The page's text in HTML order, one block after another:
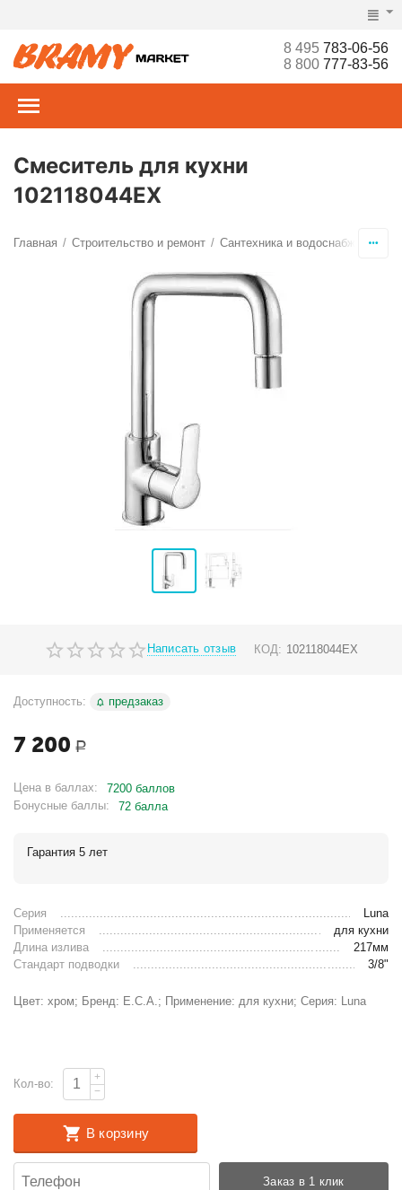
8 495783-06-56
8 800777-83-56
Смеситель для кухни
102118044EX
Главная / Строительство и ремонт / Сантехника и водоснабжение
Написать отзыв КОД: 102118044EX
Доступность: предзаказ
7 200 Р
Цена в баллах:
7200 баллов
Бонусные баллы:
72 балла
Гарантия 5 лет
Серия
Luna
Применяется
для кухни
Длина излива
217мм
Стандарт подводки
3/8"
Цвет: хром; Бренд: E.C.A.; Применение: для кухни; Серия: Luna
Кол-во:
+
−
В корзину
Заказ в 1 клик